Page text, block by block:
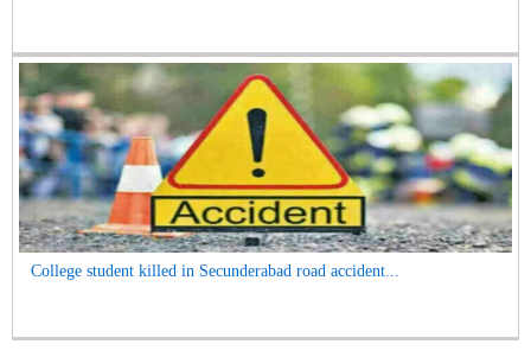
College student killed in Secunderabad road accident...